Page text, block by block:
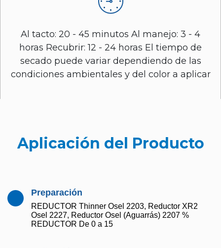
Al tacto: 20 - 45 minutos Al manejo: 3 - 4
horas Recubrir: 12 - 24 horas El tiempo de
secado puede variar dependiendo de las
condiciones ambientales y del color a aplicar
Aplicación del Producto
Preparación
REDUCTOR Thinner Osel 2203, Reductor XR2
Osel 2227, Reductor Osel (Aguarrás) 2207 %
REDUCTOR De 0 a 15